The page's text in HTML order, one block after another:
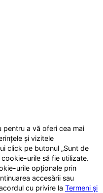
a vă oferi cea mai
și vizitele
click pe butonul „Sunt de
urile să fie utilizate.
urile opționale prin
accesării sau
cu privire la Termeni și